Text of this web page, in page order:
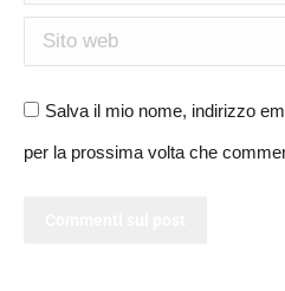
Sito web
Salva il mio nome, indirizzo
per la prossima volta che